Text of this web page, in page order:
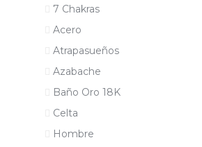
7 Chakras
Acero
Atrapasueños
Azabache
Baño Oro 18K
Celta
Hombre